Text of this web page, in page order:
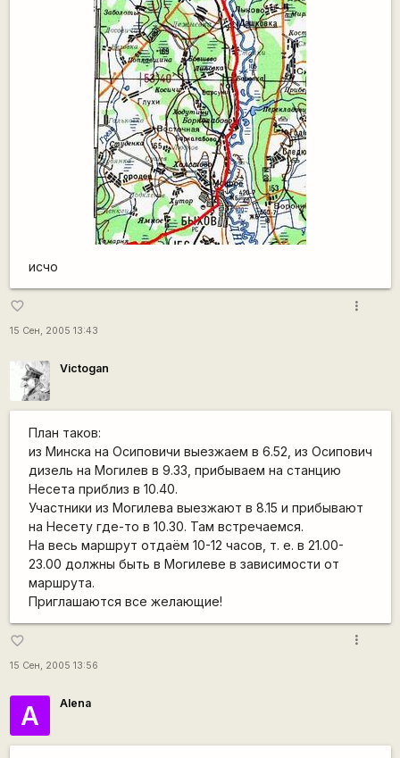
исчо
favorite_border
15 Сен, 2005 13:43
more_vert
Victogan
План таков:
из Минска на Осиповичи выезжаем в 6.52, из Осипович
дизель на Могилев в 9.33, прибываем на станцию
Несета приблиз в 10.40.
Участники из Могилева выезжают в 8.15 и прибывают
на Несету где-то в 10.30. Там встречаемся.
На весь маршрут отдаём 10-12 часов, т. е. в 21.00-
23.00 должны быть в Могилеве в зависимости от
маршрута.
Приглашаются все желающие!
favorite_border
15 Сен, 2005 13:56
more_vert
А Alena